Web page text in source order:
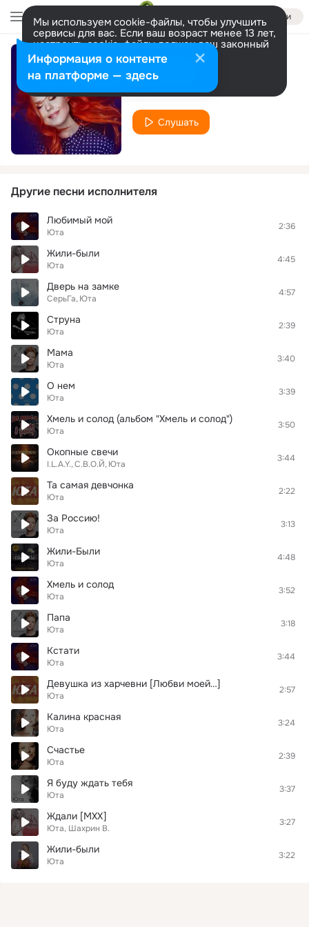
Войти
Мы используем cookie-файлы, чтобы улучшить
сервисы для вас. Если ваш возраст менее 13 лет,
настроить cookie-файлы должен ваш законный
представитель. Больше информации
Разрешить все Настроить
Very good
Юта
Слушать
Другие песни исполнителя
Любимый мой
Юта
2:36
Жили-были
Юта
4:45
Дверь на замке
СерьГа Юта
4:57
Струна
Юта
2:39
Мама
Юта
3:40
О нем
Юта
3:39
Хмель и солод (альбом "Хмель и солод")
Юта
3:50
Окопные свечи
I.L.A.Y. С.В.О.Й Юта
3:44
Та самая девчонка
Юта
2:22
За Россию!
Юта
3:13
Жили-Были
Юта
4:48
Хмель и солод
Юта
3:52
Папа
Юта
3:18
Кстати
Юта
3:44
Девушка из харчевни [Любви моей…]
Юта
2:57
Калина красная
Юта
3:24
Счастье
Юта
2:39
Я буду ждать тебя
Юта
3:37
Ждали [МХХ]
Юта, Шахрин В.
3:27
Жили-были
Юта
3:22
Информация о контенте
на платформе — здесь